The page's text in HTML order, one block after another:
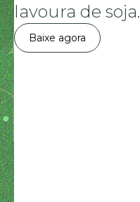
lavoura de soja.
Baixe agora